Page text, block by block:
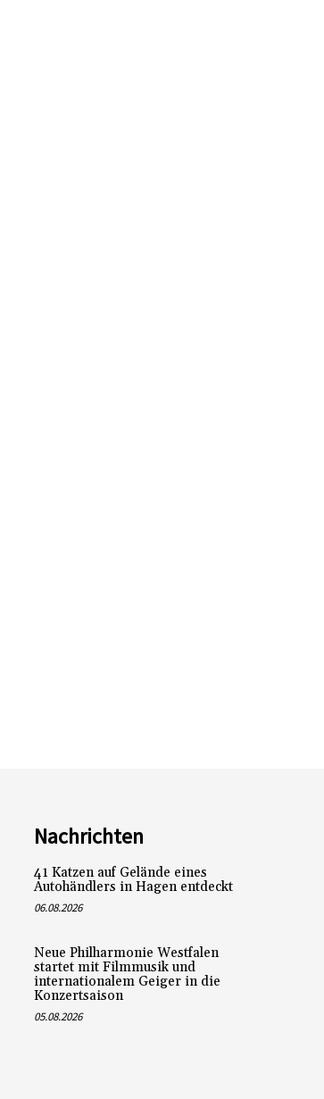
Nachrichten
41 Katzen auf Gelände eines
Autohändlers in Hagen entdeckt
06.08.2026
Neue Philharmonie Westfalen
startet mit Filmmusik und
internationalem Geiger in die
Konzertsaison
05.08.2026